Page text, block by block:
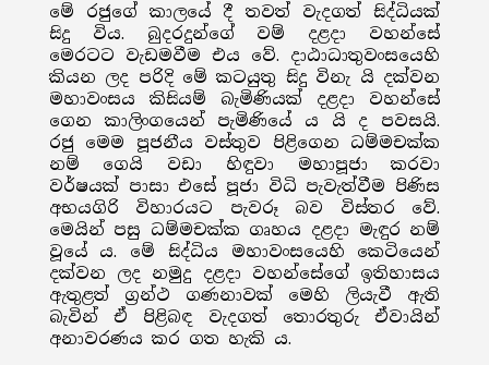
මේ රජුගේ කාලයේ දී තවත් වැදගත් සිද්ධියක්
සිදු විය. බුදරදුන්ගේ වම් දළදා වහන්සේ
මෙරටට වැඩමවීම එය වේ. දාඨාධාතුවංසයෙහි
කියන ලද පරිදි මේ කටයුතු සිදු විනැ යි දක්වන
මහාවංසය කිසියම් බැමිණියක් දළදා වහන්සේ
ගෙන කාලිංගයෙන් පැමිණියේ ය යි ද පවසයි.
රජු මෙම පූජනීය වස්තුව පිළිගෙන ධම්මචක්ක
නම් ගෙයි වඩා හිඳුවා මහාපූජා කරවා
වර්ෂයක් පාසා එසේ පූජා විධි පැවැත්වීම පිණිස
අභයගිරි විහාරයට පැවරූ බව විස්තර වේ.
මෙයින් පසු ධම්මචක්ක ගෘහය දළදා මැඳුර නම්
වූයේ ය. මේ සිද්ධිය මහාවංසයෙහි කෙටියෙන්
දක්වන ලද නමුදු දළදා වහන්සේගේ ඉතිහාසය
ඇතුළත් ග්‍රන්ථ ගණනාවක් මෙහි ලියැවී ඇති
බැවින් ඒ පිළිබඳ වැදගත් තොරතුරු ඒවායින්
අනාවරණය කර ගත හැකි ය.